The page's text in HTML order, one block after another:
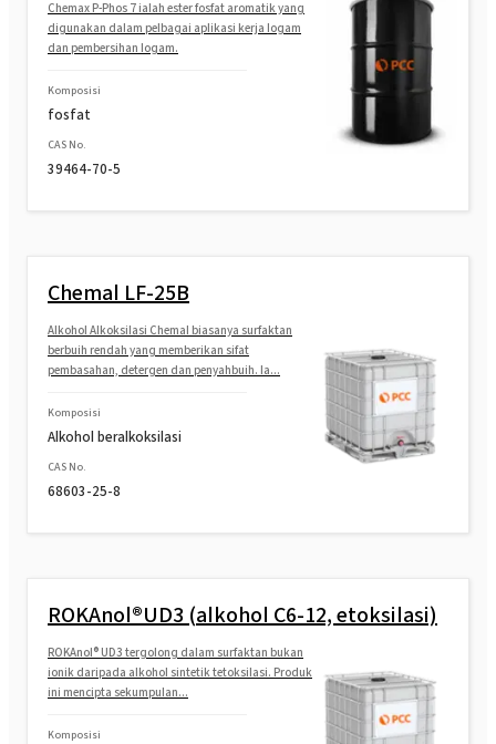
eter)
ROKAnol®LP610 (Polyoxyalkylene glycol
ROKAnol® LP220 (Polyoxyalkylene glycol
eter)
ROKAnol®LP550 (Polyoxyalkylene glycol
ROKAnol®LP60 (eter alkohol lemak
ROKAnol® LP911 (Polyoxyalkylene glycol
etoksilasi, terpropoksilasi)
ROKAnol®LP1012 (alkohol C12-C14,
etoksilasi, propoksilasi)
Chemax P-Phos 7 ialah ester fosfat aromatik yang
digunakan dalam pelbagai aplikasi kerja logam
dan pembersihan logam.
Komposisi
fosfat
CAS No.
39464-70-5
Chemal LF-25B
Alkohol Alkoksilasi Chemal biasanya surfaktan
berbuih rendah yang memberikan sifat
pembasahan, detergen dan penyahbuih. Ia...
Komposisi
Alkohol beralkoksilasi
CAS No.
68603-25-8
ROKAnol®UD3 (alkohol C6-12, etoksilasi)
ROKAnol® UD3 tergolong dalam surfaktan bukan
ionik daripada alkohol sintetik tetoksilasi. Produk
ini mencipta sekumpulan...
Komposisi